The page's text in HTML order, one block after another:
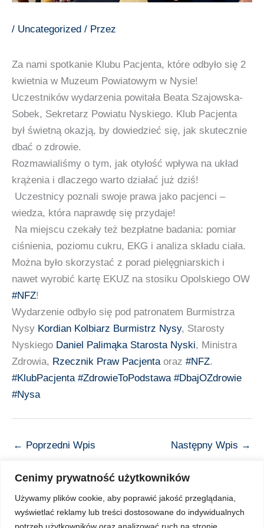
Cenimy prywatność użytkowników
Używamy plików cookie, aby poprawić jakość przeglądania,
wyświetlać reklamy lub treści dostosowane do indywidualnych
potrzeb użytkowników oraz analizować ruch na stronie.
/ Uncategorized / Przez
Za nami spotkanie Klubu Pacjenta, które odbyło się 2
kwietnia w Muzeum Powiatowym w Nysie!
Uczestników wydarzenia powitała Beata Szajowska-
Sobek, Sekretarz Powiatu Nyskiego. Klub Pacjenta
był świetną okazją, by dowiedzieć się, jak skutecznie
dbać o zdrowie.
Rozmawialiśmy o tym, jak otyłość wpływa na układ
krążenia i dlaczego warto działać już dziś!
Uczestnicy poznali swoje prawa jako pacjenci –
wiedza, która naprawdę się przydaje!
Na miejscu czekały też bezpłatne badania: pomiar
ciśnienia, poziomu cukru, EKG i analiza składu ciała.
Można było skorzystać z porad pielęgniarskich i
nawet wyrobić kartę EKUZ na stosiku Opolskiego OW
#NFZ!
Wydarzenie odbyło się pod patronatem Burmistrza
Nysy Kordian Kolbiarz Burmistrz Nysy, Starosty
Nyskiego Daniel Palimąka Starosta Nyski, Ministra
Zdrowia, Rzecznik Praw Pacjentaoraz #NFZ.
#KlubPacjenta #ZdrowieToPodstawa #DbajOZdrowie
#Nysa
← Poprzedni Wpis Następny Wpis →
Copyright © 2026 Z Sercem do Pacjenta